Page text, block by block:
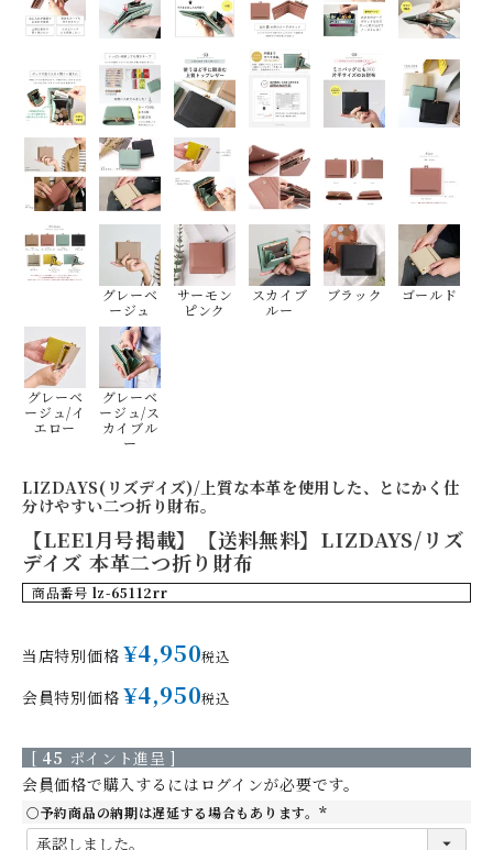
グレーベ
ージュ
サーモン
ピンク
スカイブ
ルー
ブラック ゴールド
グレーベ
ージュ/イ
エロー
グレーベ
ージュ/ス
カイブル
ー
LIZDAYS(リズデイズ)/上質な本革を使用した、とにかく仕
分けやすい二つ折り財布。
【LEE1月号掲載】【送料無料】LIZDAYS/リズ
デイズ 本革二つ折り財布
商品番号 lz-65112rr
当店特別価格 ¥4,950税込
会員特別価格 ¥4,950税込
[ 45 ポイント進呈 ]
会員価格で購入するにはログインが必要です。
○予約商品の納期は遅延する場合もあります。
(